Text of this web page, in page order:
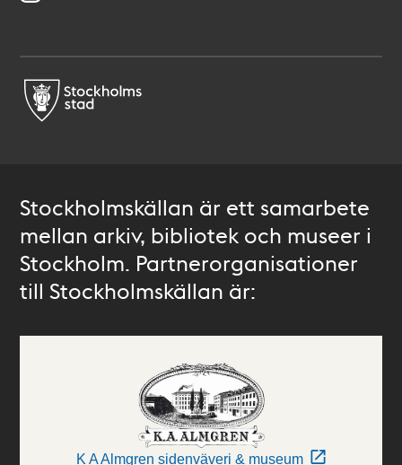
Stockholmskällan är ett samarbete
mellan arkiv, bibliotek och museer i
Stockholm. Partnerorganisationer
till Stockholmskällan är:
K A Almgren sidenväveri & museum